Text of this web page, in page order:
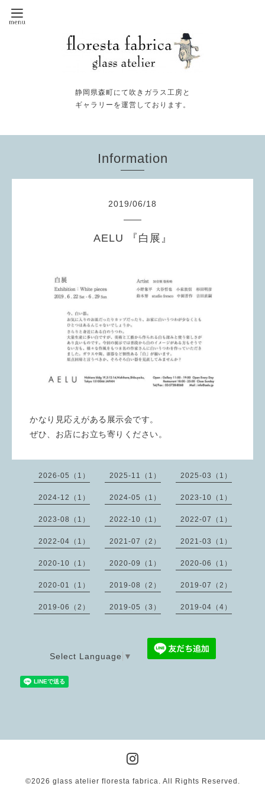
静岡県森町にて吹きガラス工房と
ギャラリーを運営しております。
Information
2019/06/18
AELU 『白展』
かなり見応えがある展示会です。
ぜひ、お店にお立ち寄りください。
2026-05（1） 2025-11（1） 2025-03（1）
2024-12（1） 2024-05（1） 2023-10（1）
2023-08（1） 2022-10（1） 2022-07（1）
2022-04（1） 2021-07（2） 2021-03（1）
2020-10（1） 2020-09（1） 2020-06（1）
2020-01（1） 2019-08（2） 2019-07（2）
2019-06（2） 2019-05（3） 2019-04（4）
Select Language ▼
©2026 glass atelier floresta fabrica. All Rights Reserved.